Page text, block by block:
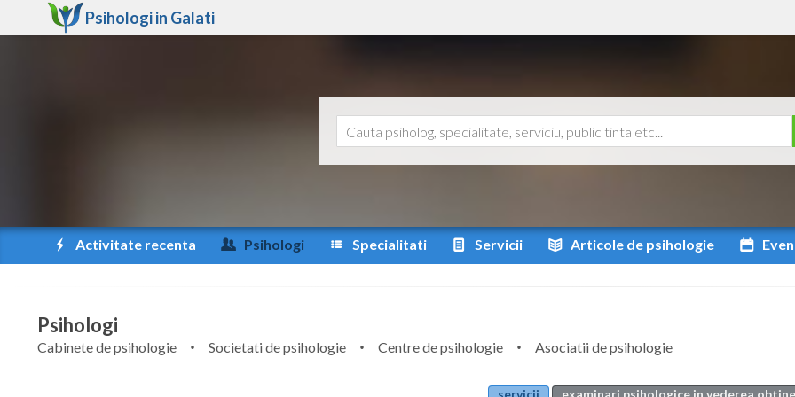
Psihologi in Galati
Activitate recenta Psihologi Specialitati Servicii Articole de psihologie
Psihologi
Cabinete de psihologie Societati de psihologie Centre de psihologie
Asociatii de psihologie
servicii
examinari psihologice in vederea